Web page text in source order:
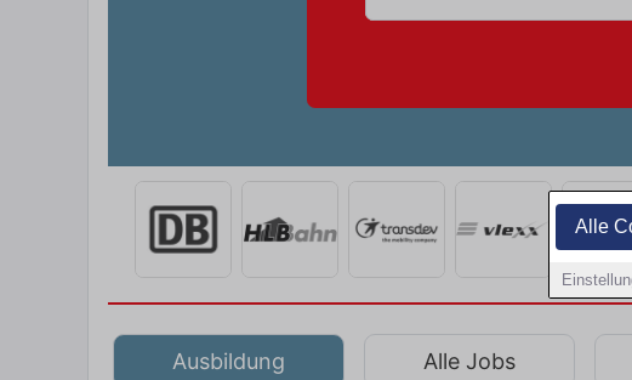
Alle
Ausbildung Alle Jobs